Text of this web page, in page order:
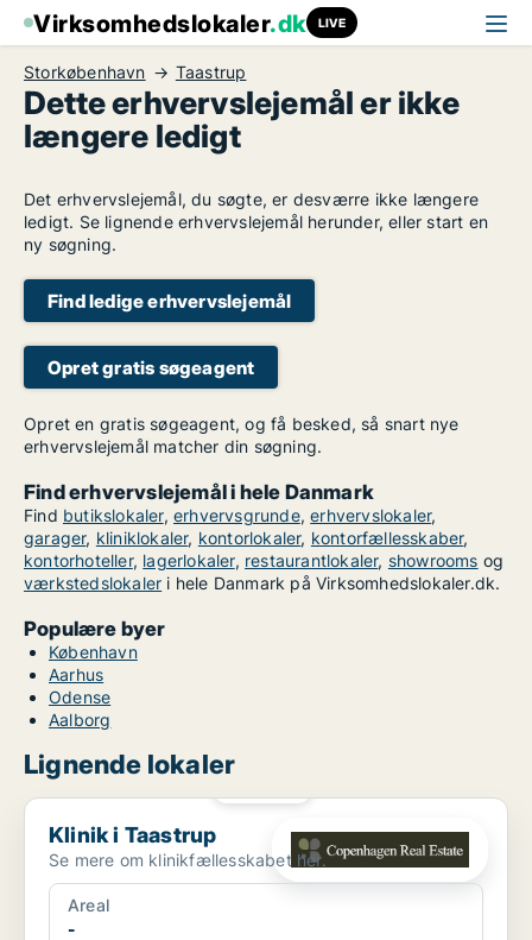
Virksomhedslokaler.dk LIVE
Storkøbenhavn Taastrup
Dette erhvervslejemål er ikke
længere ledigt
Det erhvervslejemål, du søgte, er desværre ikke længere
ledigt. Se lignende erhvervslejemål herunder, eller start en
ny søgning.
Find ledige erhvervslejemål
Opret gratis søgeagent
Opret en gratis søgeagent, og få besked, så snart nye
erhvervslejemål matcher din søgning.
Find erhvervslejemål i hele Danmark
Find butikslokaler,erhvervsgrunde,erhvervslokaler,
garager, kliniklokaler, kontorlokaler, kontorfællesskaber,
kontorhoteller, lagerlokaler, restaurantlokaler, showrooms og
værkstedslokaler i hele Danmark på Virksomhedslokaler.dk.
Populære byer
København
Aarhus
Odense
Aalborg
Lignende lokaler
Klinik i Taastrup
Klinik i Taastrup
Se mere om klinikfællesskabet her.
Areal
-